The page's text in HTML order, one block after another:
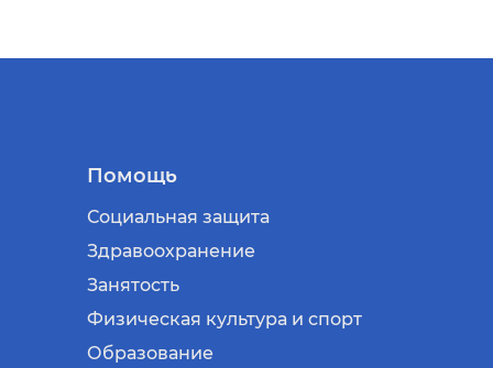
Помощь
Социальная защита
Здравоохранение
Занятость
Физическая культура и спорт
Образование